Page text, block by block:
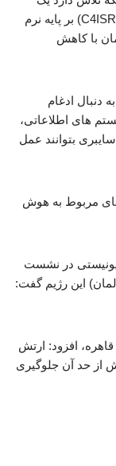
سیستم فرماندهی و کنترل و اطلاعاتی مستقل(C4ISR) بر پایه نرم
با کاهش
دنبال ادغام
های اطلاعاتی،
بتوانند عمل
های مربوط به هوش
در نشست
این رژیم گفت:
افزود: ارتش
از حد آن جلوگیری